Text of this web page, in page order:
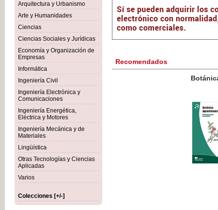
Arquitectura y Urbanismo
Arte y Humanidades
Ciencias
Ciencias Sociales y Jurídicas
Economía y Organización de
Empresas
Informática
Ingeniería Civil
Ingeniería Electrónica y
Comunicaciones
Ingeniería Energética,
Eléctrica y Motores
Ingeniería Mecánica y de
Materiales
Lingüística
Otras Tecnologías y Ciencias
Aplicadas
Varios
Colecciones [+/-]
Recomendados
Botánica Agroalimentaria
IVA